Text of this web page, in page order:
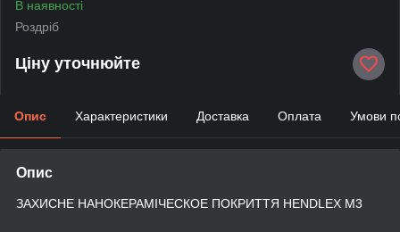
В наявності
Роздріб
Ціну уточнюйте
Опис Характеристики Доставка Оплата Умови
Опис
ЗАХИСНЕ НАНОКЕРАМІЧЕСКОЕ ПОКРИТТЯ HENDLEX M3